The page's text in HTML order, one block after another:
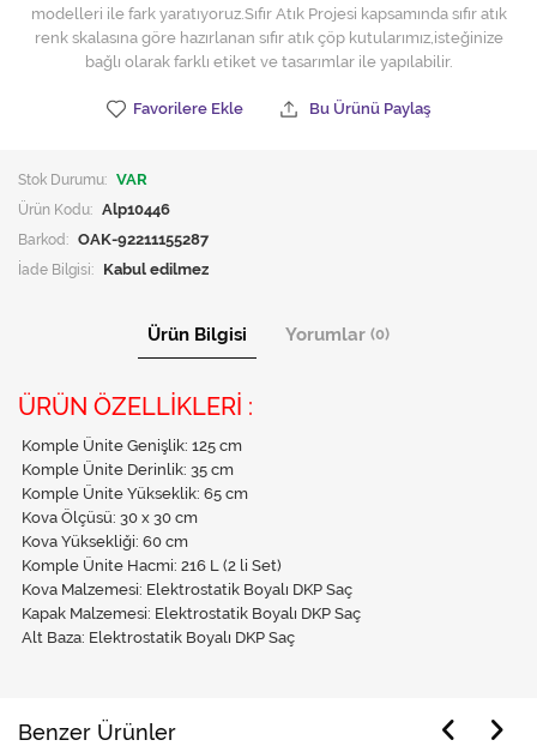
Yedek Parçalar
modelleri ile fark yaratıyoruz.Sıfır Atık Projesi kapsamında sıfır atık
renk skalasına göre hazırlanan sıfır atık çöp kutularımız,isteğinize
bağlı olarak farklı etiket ve tasarımlar ile yapılabilir.
Favorilere Ekle Bu Ürünü Paylaş
Stok Durumu: VAR
Ürün Kodu: Alp10446
Barkod: OAK-92211155287
İade Bilgisi:
Ürün Bilgisi Yorumlar (0)
ÜRÜN ÖZELLİKLERİ :
Komple Ünite Genişlik: 125 cm
Komple Ünite Derinlik: 35 cm
Komple Ünite Yükseklik: 65 cm
Kova Ölçüsü: 30 x 30 cm
Kova Yüksekliği: 60 cm
Komple Ünite Hacmi: 216 L (2 li Set)
Kova Malzemesi: Elektrostatik Boyalı DKP Saç
Kapak Malzemesi: Elektrostatik Boyalı DKP Saç
Alt Baza: Elektrostatik Boyalı DKP Saç
Benzer Ürünler